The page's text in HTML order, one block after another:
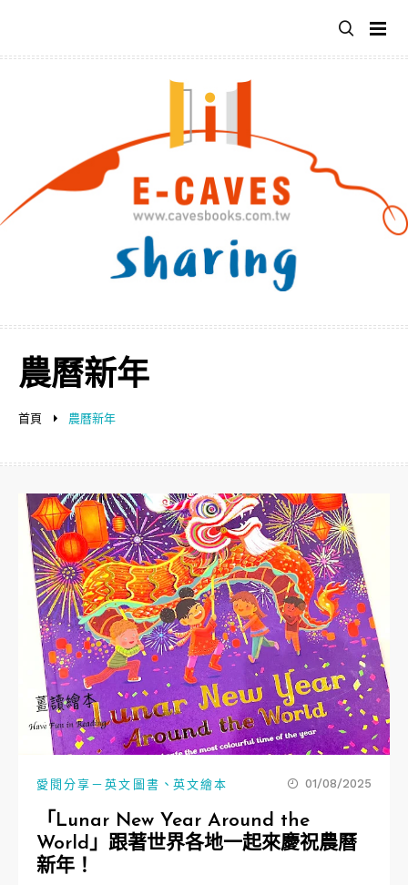
主
首頁 農曆新年
農曆新年
愛閱分享－英文圖書 、 英文繪本 01/08/2025
「Lunar New Year Around the
World」跟著世界各地一起來慶祝農曆
新年！